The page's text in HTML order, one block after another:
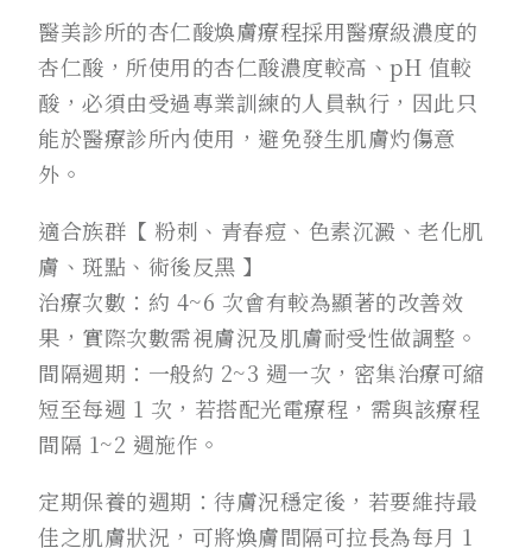
醫美診所的杏仁酸煥膚療程採用醫療級濃度的
杏仁酸，所使用的杏仁酸濃度較高、pH 值較
酸，必須由受過專業訓練的人員執行，因此只
能於醫療診所內使用，避免發生肌膚灼傷意
外。
適合族群【 粉刺、青春痘、色素沉澱、老化肌
膚、斑點、術後反黑 】
治療次數：約 4~6 次會有較為顯著的改善效
果，實際次數需視膚況及肌膚耐受性做調整。
間隔週期：一般約 2~3 週一次，密集治療可縮
短至每週 1 次，若搭配光電療程，需與該療程
間隔 1~2 週施作。
定期保養的週期：待膚況穩定後，若要維持最
佳之肌膚狀況，可將煥膚間隔可拉長為每月 1